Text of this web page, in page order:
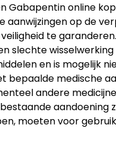
Gabapentin online
aanwijzingen op de
te
slechte
en is mogelijk
bepaalde medische
andere
aandoening
moeten voor